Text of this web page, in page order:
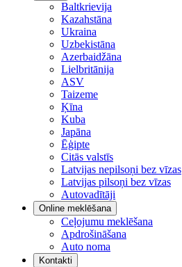
Baltkrievija
Kazahstāna
Ukraina
Uzbekistāna
Azerbaidžāna
Lielbritānija
ASV
Taizeme
Ķīna
Kuba
Japāna
Ēģipte
Citās valstīs
Latvijas nepilsoņi bez vīzas
Latvijas pilsoņi bez vīzas
Autovadītāji
Online meklēšana
Ceļojumu meklēšana
Apdrošināšana
Auto noma
Kontakti